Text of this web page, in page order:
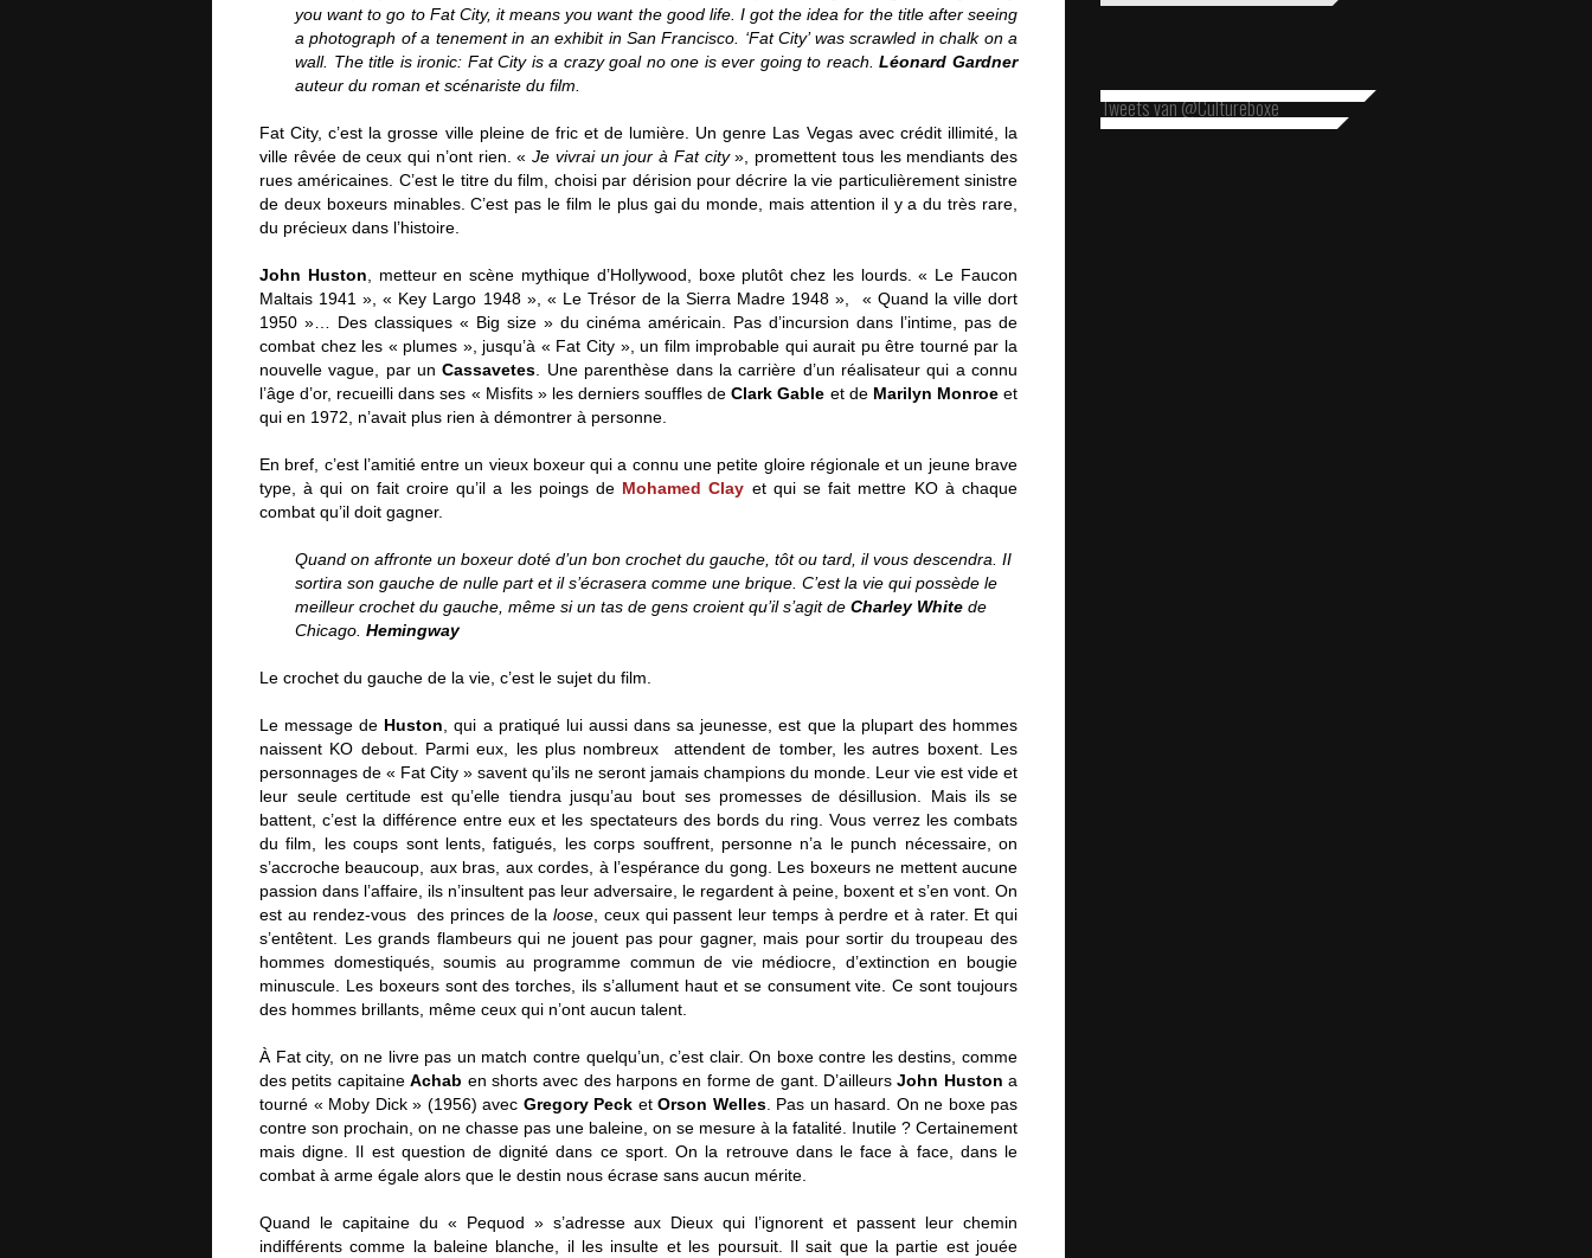
Tweets van @Cultureboxe
you want to go to Fat City, it means you want the good life. I got the idea for the title after seeing
a photograph of a tenement in an exhibit in San Francisco. ‘Fat City’ was scrawled in chalk on a
wall. The title is ironic: Fat City is a crazy goal no one is ever going to reach.Léonard Gardner
auteur du roman et scénariste du film.
Fat City, c’est la grosse ville pleine de fric et de lumière. Un genre Las Vegas avec crédit illimité, la
ville rêvée de ceux qui n’ont rien. « Je vivrai un jour à Fat city», promettent tous les mendiants des
rues américaines. C’est le titre du film, choisi par dérision pour décrire la vie particulièrement sinistre
de deux boxeurs minables. C’est pas le film le plus gai du monde, mais attention il y a du très rare,
du précieux dans l’histoire.
John Huston , metteur en scène mythique d’Hollywood, boxe plutôt chez les lourds. « Le Faucon
Maltais 1941 », « Key Largo 1948 », « Le Trésor de la Sierra Madre 1948 », « Quand la ville dort
1950 »… Des classiques « Big size » du cinéma américain. Pas d’incursion dans l’intime, pas de
combat chez les « plumes », jusqu’à « Fat City », un film improbable qui aurait pu être tourné par la
nouvelle vague, par unCassavetes . Une parenthèse dans la carrière d’un réalisateur qui a connu
l’âge d’or, recueilli dans ses « Misfits » les derniers souffles deClark Gable et de Marilyn Monroeet
qui en 1972, n’avait plus rien à démontrer à personne.
En bref, c’est l’amitié entre un vieux boxeur qui a connu une petite gloire régionale et un jeune brave
type, à qui on fait croire qu’il a les poings de Mohamed Clay et qui se fait mettre KO à chaque
combat qu’il doit gagner.
Quand on affronte un boxeur doté d’un bon crochet du gauche, tôt ou tard, il vous descendra. II
sortira son gauche de nulle part et il s’écrasera comme une brique. C’est la vie qui possède le
meilleur crochet du gauche, même si un tas de gens croient qu’il s’agit de Charley White de
Chicago. Hemingway
Le crochet du gauche de la vie, c’est le sujet du film.
Le message de Huston , qui a pratiqué lui aussi dans sa jeunesse, est que la plupart des hommes
naissent KO debout. Parmi eux, les plus nombreux attendent de tomber, les autres boxent. Les
personnages de « Fat City » savent qu’ils ne seront jamais champions du monde. Leur vie est vide et
leur seule certitude est qu’elle tiendra jusqu’au bout ses promesses de désillusion. Mais ils se
battent, c’est la différence entre eux et les spectateurs des bords du ring. Vous verrez les combats
du film, les coups sont lents, fatigués, les corps souffrent, personne n’a le punch nécessaire, on
s’accroche beaucoup, aux bras, aux cordes, à l’espérance du gong. Les boxeurs ne mettent aucune
passion dans l’affaire, ils n’insultent pas leur adversaire, le regardent à peine, boxent et s’en vont. On
est au rendez-vous des princes de la loose , ceux qui passent leur temps à perdre et à rater. Et qui
s’entêtent. Les grands flambeurs qui ne jouent pas pour gagner, mais pour sortir du troupeau des
hommes domestiqués, soumis au programme commun de vie médiocre, d’extinction en bougie
minuscule. Les boxeurs sont des torches, ils s’allument haut et se consument vite. Ce sont toujours
des hommes brillants, même ceux qui n’ont aucun talent.
À Fat city, on ne livre pas un match contre quelqu’un, c’est clair. On boxe contre les destins, comme
des petits capitaineAchab en shorts avec des harpons en forme de gant. D’ailleursJohn Huston a
tourné « Moby Dick » (1956) avec Gregory Peck et Orson Welles. Pas un hasard. On ne boxe pas
contre son prochain, on ne chasse pas une baleine, on se mesure à la fatalité. Inutile ? Certainement
mais digne. Il est question de dignité dans ce sport. On la retrouve dans le face à face, dans le
combat à arme égale alors que le destin nous écrase sans aucun mérite.
Quand le capitaine du « Pequod » s’adresse aux Dieux qui l’ignorent et passent leur chemin
indifférents comme la baleine blanche, il les insulte et les poursuit. Il sait que la partie est jouée